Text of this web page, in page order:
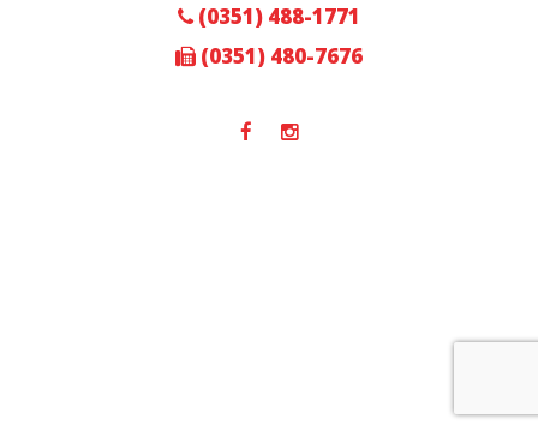
(0351) 488-1771
(0351) 480-7676